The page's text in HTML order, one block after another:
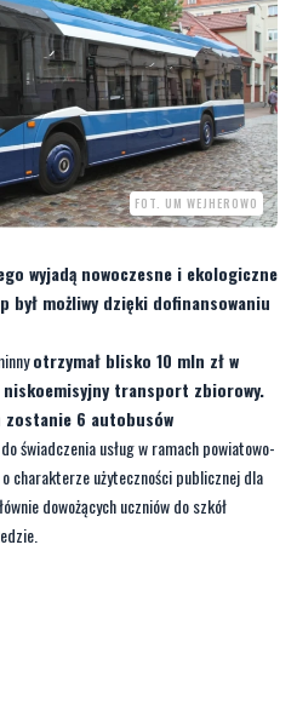
FOT. UM WEJHEROWO
wyjadą nowoczesne i ekologiczne
był możliwy dzięki dofinansowaniu
otrzymał blisko 10 mln zł w
transport zbiorowy.
zostanie 6 autobusów
do świadczenia usług w ramach powiatowo-
charakterze użyteczności publicznej dla
dowożących uczniów do szkół